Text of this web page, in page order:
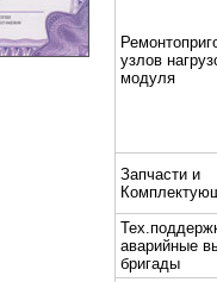
узлов
модуля
Запчасти и
аварийные
бригады